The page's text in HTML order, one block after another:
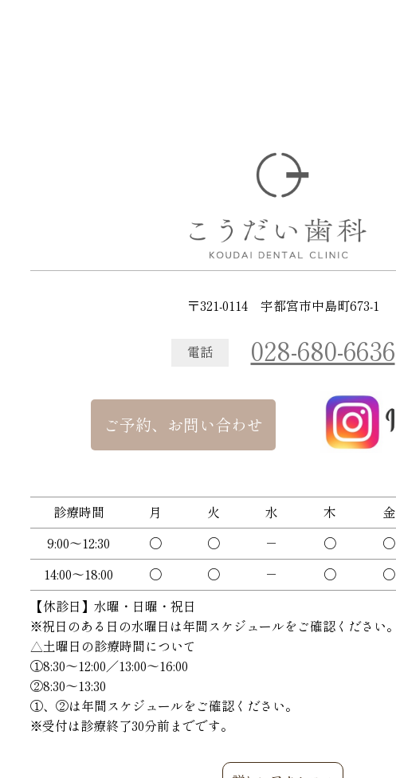
〒321-0114 宇都宮市中島町673-1
電話 028-680-6636
ご予約、お問い合わせ
診療時間 月 火 水 木 金
9:00～12:30 〇 〇 － 〇 〇
14:00～18:00 〇 〇 － 〇 〇
【休診日】水曜・日曜・祝日
※祝日のある日の水曜日は年間スケジュールをご確認ください。
△土曜日の診療時間について
①8:30〜12:00／13:00〜16:00
②8:30〜13:30
①、②は年間スケジュールをご確認ください。
※受付は診療終了30分前までです。